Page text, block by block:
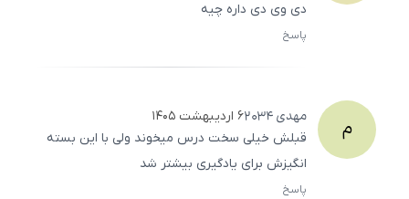
دی وی دی داره چیه
پاسخ
م مهدی2034۶ اردیبهشت ۱۴۰۵
قبلش خیلی سخت درس میخوند ولی با این بسته
انگیزش برای یادگیری بیشتر شد
پاسخ